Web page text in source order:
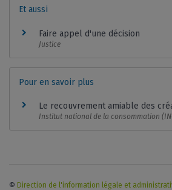
Et aussi
Faire appel d'une décision
Justice
Pour en savoir plus
Le recouvrement amiable des
Institut national de la consommation
© Direction de l'information légale et